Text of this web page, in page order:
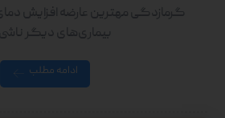
گرمازدگی مهترین عارضه افزایش
بیماری‌های دیگر ناشی
ادامه مطلب